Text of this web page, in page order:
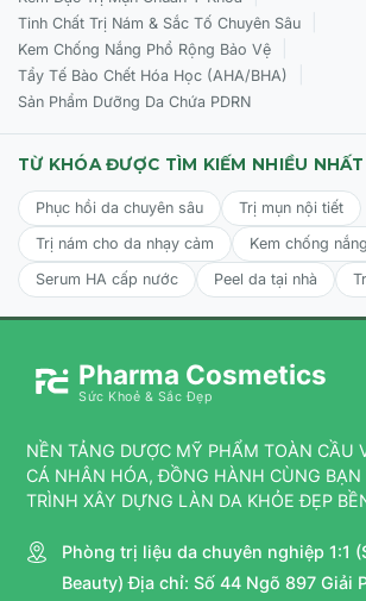
Tinh Chất Trị Nám & Sắc Tố Chuyên Sâu
Kem Chống Nắng Phổ Rộng Bảo Vệ
Tẩy Tế Bào Chết Hóa Học (AHA/BHA)
Sản Phẩm Dưỡng Da Chứa PDRN
TỪ KHÓA ĐƯỢC TÌM KIẾM NHIỀU NHẤT
Phục hồi da chuyên sâu
Trị mụn nội tiết
Trị nám cho da nhạy cảm
Kem chống
Serum HA cấp nước
Peel da tại nhà
Pharma Cosmetics
Sức Khoẻ & Sắc Đẹp
NỀN TẢNG DƯỢC MỸ PHẨM TOÀN CẦU
CÁ NHÂN HÓA, ĐỒNG HÀNH CÙNG BẠN
TRÌNH XÂY DỰNG LÀN DA KHỎE ĐẸP
Phòng trị liệu da chuyên nghiệp 1:1
Beauty) Địa chỉ: Số 44 Ngõ 897 Giải